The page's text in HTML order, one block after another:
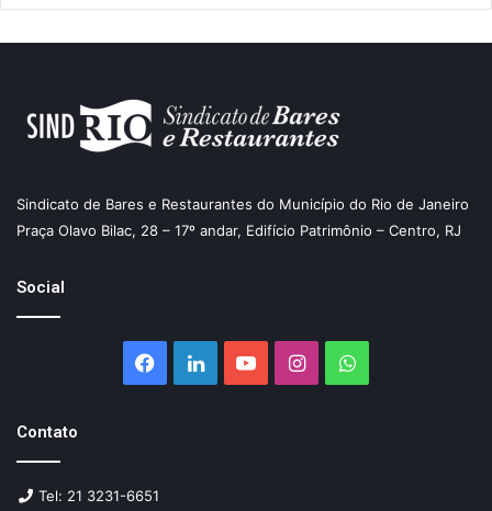
Sindicato de Bares e Restaurantes do Município do Rio de Janeiro
Praça Olavo Bilac, 28 – 17º andar, Edifício Patrimônio – Centro, RJ
Social
Facebook
LinkedinYouTubeInstagramWhatsApp
Contato
Tel: 21 3231-6651